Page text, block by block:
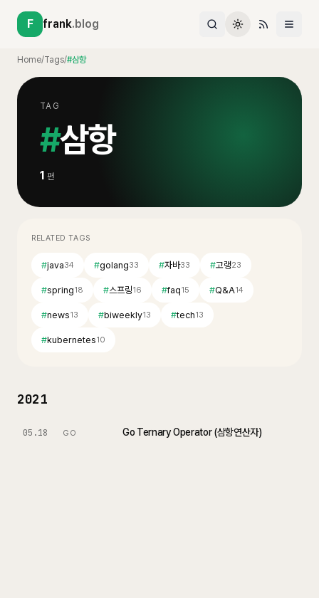
F frank.blog
Home/Tags/#삼항
TAG
#삼항
1 편
RELATED TAGS
#java34 #golang33 #자바33 #고랭23
#spring18 #스프링16 #faq15 #Q&A14
#news13 #biweekly13 #tech13
#kubernetes10
2021
05.18 GO Go Ternary Operator (삼항연산자)